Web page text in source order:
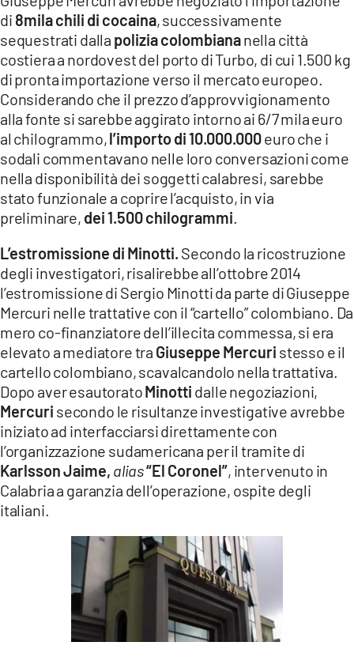
di 8mila chili di cocaina, successivamente
sequestrati dalla polizia colombiananella città
costiera a nordovest del porto di Turbo, di cui 1.500 kg
di pronta importazione verso il mercato europeo.
Considerando che il prezzo d’approvvigionamento
alla fonte si sarebbe aggirato intorno ai 6/7 mila euro
al chilogrammo,l’importo di 10.000.000euro che i
sodali commentavano nelle loro conversazioni come
nella disponibilità dei soggetti calabresi, sarebbe
stato funzionale a coprire l’acquisto, in via
preliminare, dei 1.500 chilogrammi
L’estromissione di Minotti. Secondo la ricostruzione
degli investigatori, risalirebbe all’ottobre 2014
l’estromissione di Sergio Minotti da parte di Giuseppe
Mercuri nelle trattative con il “cartello” colombiano. Da
mero co-finanziatore dell’illecita commessa, si era
elevato a mediatore tra Giuseppe Mercuri stesso e il
cartello colombiano, scavalcandolo nella trattativa.
Dopo aver esautoratoMinotti dalle negoziazioni,
Mercuri secondo le risultanze investigative avrebbe
iniziato ad interfacciarsi direttamente con
l’organizzazione sudamericana per il tramite di
Karlsson Jaime, alias“El Coronel”, intervenuto in
Calabria a garanzia dell’operazione, ospite degli
italiani.